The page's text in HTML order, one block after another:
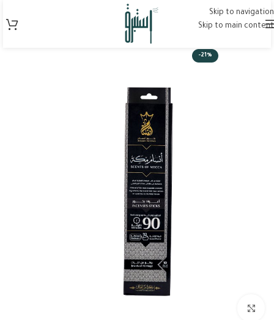
Skip to navigation
Skip to main content
-21%